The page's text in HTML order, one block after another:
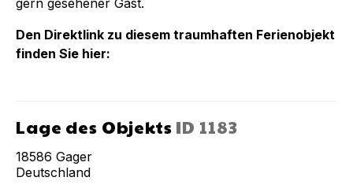
Den Direktlink zu diesem traumhaften Ferienobjekt
finden Sie hier:
Lage des Objekts ID 1183
18586 Gager
Deutschland